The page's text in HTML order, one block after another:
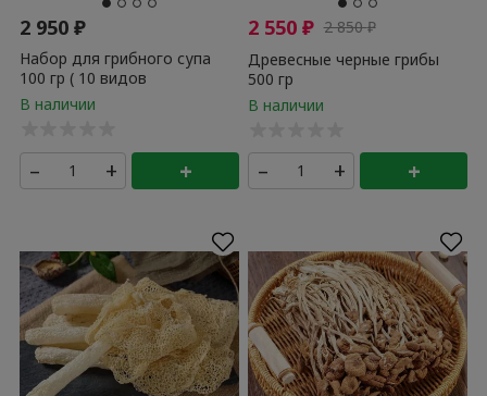
2 950₽
Набор для грибного супа
100 гр ( 10 видов
деликатесных грибов ) 1
– + +
2 550₽ 2 850₽
Древесные черные грибы
500 гр
– + +